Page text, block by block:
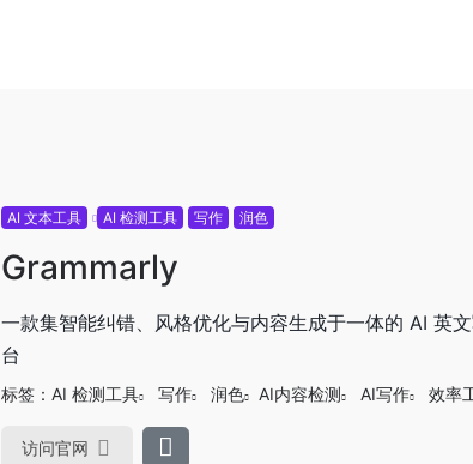
AI 文本工具 AI 检测工具 写作 润色
Grammarly
一款集智能纠错、风格优化与内容生成于一体的 AI 英
台
标签： AI 检测工具 写作 润色 AI内容检测 AI写作 效率
访问官网